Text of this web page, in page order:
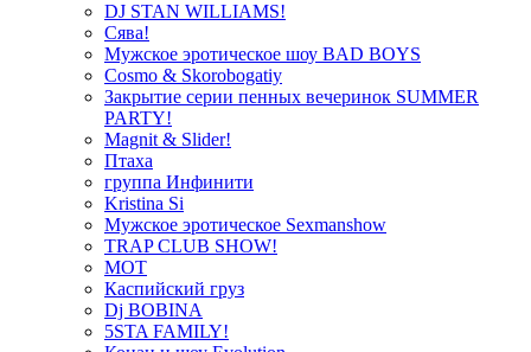
DJ STAN WILLIAMS!
Сява!
Мужское эротическое шоу BAD BOYS
Cosmo & Skorobogatiy
Закрытие серии пенных вечеринок SUMMER
PARTY!
Magnit & Slider!
Птаха
группа Инфинити
Kristina Si
Мужское эротическое Sexmanshow
TRAP CLUB SHOW!
МОТ
Каспийский груз
Dj BOBINA
5STA FAMILY!